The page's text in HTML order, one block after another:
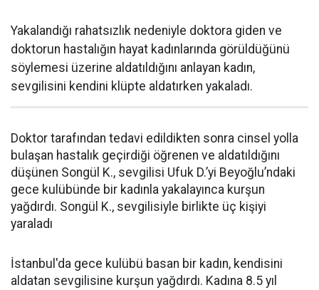
Yakalandığı rahatsızlık nedeniyle doktora giden ve
doktorun hastalığın hayat kadınlarında görüldüğünü
söylemesi üzerine aldatıldığını anlayan kadın,
sevgilisini kendini klüpte aldatırken yakaladı.
Doktor tarafından tedavi edildikten sonra cinsel yolla
bulaşan hastalık geçirdiği öğrenen ve aldatıldığını
düşünen Songül K., sevgilisi Ufuk D.’yi Beyoğlu’ndaki
gece kulübünde bir kadınla yakalayınca kurşun
yağdırdı. Songül K., sevgilisiyle birlikte üç kişiyi
yaraladı
İstanbul'da gece kulübü basan bir kadın, kendisini
aldatan sevgilisine kurşun yağdırdı. Kadına 8.5 yıl